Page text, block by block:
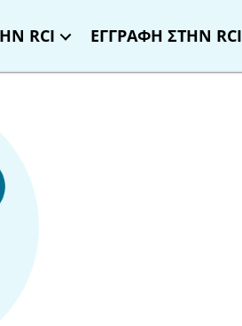
RCI ΕΓΓΡΑΦΗ ΣΤΗΝ RCI